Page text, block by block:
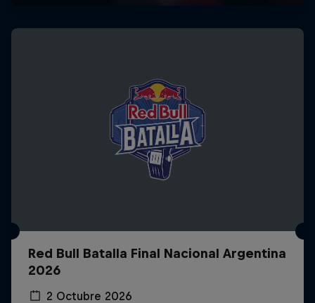
Red Bull Batalla Final Nacional Argentina
2026
2 Octubre 2026